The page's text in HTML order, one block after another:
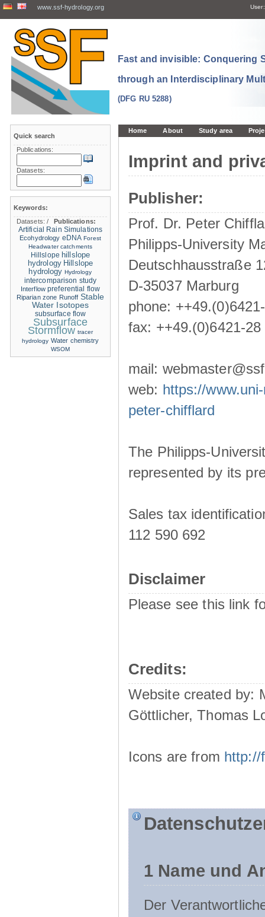
www.ssf-hydrology.org User:
Fast and invisible: Conquering
through an Interdisciplinary
(DFG RU 5288)
Home About Study area
Imprint and
Publisher:
Prof. Dr. Peter
Philipps-University
Deutschhausstraße
D-35037 Marburg
phone:
fax: ++49.(0)6421-28
mail:
web: https://
peter-chifflard
The Philipps-
represented by its
Sales tax
112 590 692
Disclaimer
Please see this link
Credits:
Website created by:
Göttlicher, Thomas
Icons are from http://
1 Name und
Der
Quick search
Publications:
Datasets:
Keywords:
Datasets:/
Publications:
Artificial Rain Simulations
Ecohydrology eDNA Forest
Headwater catchments
Hillslope hillslope
hydrology Hillslope
hydrology Hydrology
intercomparison study
Interflow preferential flow
Riparian zone Runoff Stable
Water Isotopes
subsurface flow
Subsurface
Stormflow tracer
hydrology Water chemistry
WSOM